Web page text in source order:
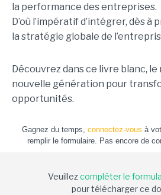
la performance des entreprises.
D’où l’impératif d’intégrer, dès à
la stratégie globale de
Découvrez dans ce livre blanc, le
nouvelle génération pour
opportunités.
Gagnez du temps, connectez-vous à
remplir le formulaire. Pas encore de
Veuillezcompléter le
pour télécharger ce